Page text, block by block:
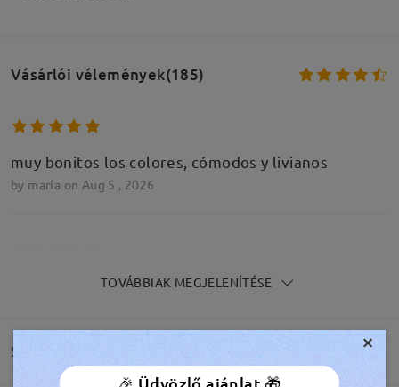
Vásárlói vélemények(185)
muy bonitos los colores, cómodos y livianos
by maría on Aug 5 , 2026
muy bonitos los brillitos, livianos y cómodos
Olvassa el az összes
TOVÁBBIAK MEGJELENÍTÉSE
Szállítás ×